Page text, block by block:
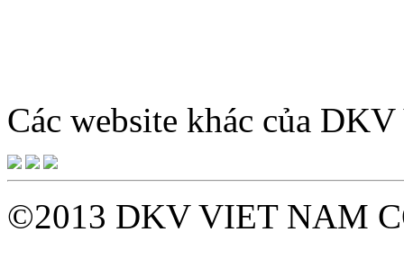
Các website khác của
©2013 DKV VIET NAM